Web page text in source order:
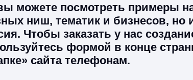
можете посмотреть примеры
ниш, тематик и бизнесов, но
Чтобы заказать у нас
формой в конце
сайта телефонам.